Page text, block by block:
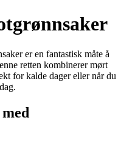
er en fantastisk måte å
retten kombinerer mørt
for kalde dager eller når du